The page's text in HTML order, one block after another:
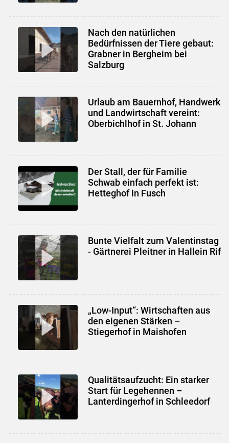
Nach den natürlichen
Bedürfnissen der Tiere gebaut:
Grabner in Bergheim bei
Salzburg
Urlaub am Bauernhof, Handwerk
und Landwirtschaft vereint:
Oberbichlhof in St. Johann
Der Stall, der für Familie
Schwab einfach perfekt ist:
Hetteghof in Fusch
Bunte Vielfalt zum Valentinstag
- Gärtnerei Pleitner in Hallein Rif
„Low-Input“: Wirtschaften aus
den eigenen Stärken –
Stiegerhof in Maishofen
Qualitätsaufzucht: Ein starker
Start für Legehennen –
Lanterdingerhof in Schleedorf